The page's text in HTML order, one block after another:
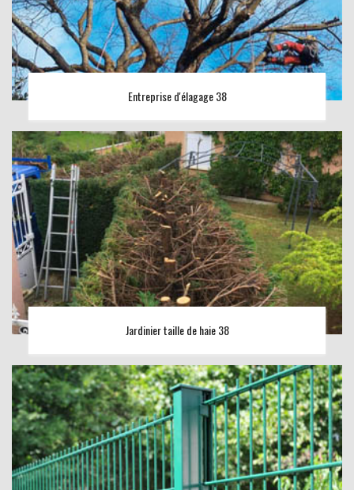
Entreprise d'élagage 38
Jardinier taille de haie 38